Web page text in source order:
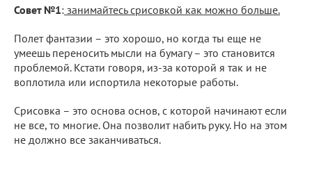
Совет №1: занимайтесь срисовкой как можно больше.
Полет фантазии – это хорошо, но когда ты еще не
умеешь переносить мысли на бумагу – это становится
проблемой. Кстати говоря, из-за которой я так и не
воплотила или испортила некоторые работы.
Срисовка – это основа основ, с которой начинают если
не все, то многие. Она позволит набить руку. Но на этом
не должно все заканчиваться.